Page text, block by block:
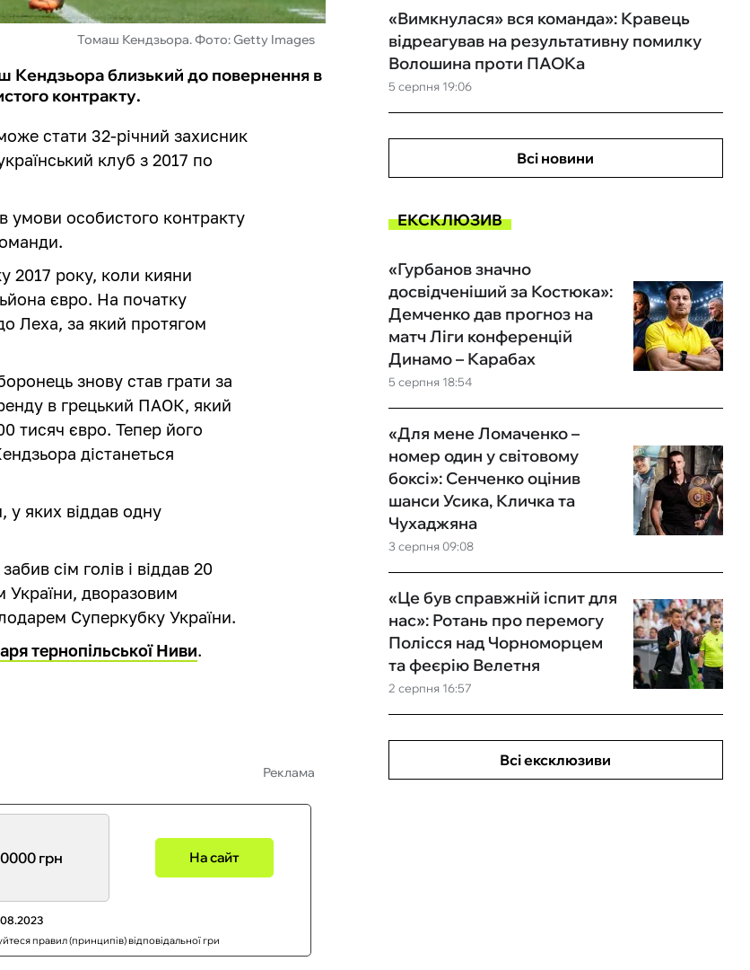
Томаш Кендзьора. Фото: Getty Images
Кендзьора близький до повернення в
контракту.
стати 32-річний захисник
клуб з 2017 по
умови особистого контракту
2017 року, коли кияни
євро. На початку
Леха, за який протягом
знову став грати за
в грецький ПАОК, який
тисяч євро. Тепер його
дістанеться
у яких віддав одну
сім голів і віддав 20
України, дворазовим
Суперкубку України.
тернопільської Ниви.
Реклама
грн На сайт
правил (принципів) відповідальної гри
5 серпня 19:06
«Вимкнулася» вся команда»: Кравець
відреагував на результативну помилку
Волошина проти ПАОКа
Всі новини
ЕКСКЛЮЗИВ
5 серпня 18:54
«Гурбанов значно
досвідченіший за Костюка»:
Демченко дав прогноз на
матч Ліги конференцій
Динамо – Карабах
3 серпня 09:08
«Для мене Ломаченко –
номер один у світовому
боксі»: Сенченко оцінив
шанси Усика, Кличка та
Чухаджяна
2 серпня 16:57
«Це був справжній іспит для
нас»: Ротань про перемогу
Полісся над Чорноморцем
та феєрію Велетня
Всі ексклюзиви